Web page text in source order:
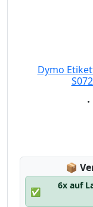
Dymo
📦
✅
6x auf